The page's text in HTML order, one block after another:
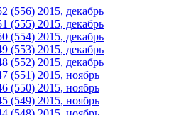
(556) 2015, декабрь
(555) 2015, декабрь
(554) 2015, декабрь
(553) 2015, декабрь
(552) 2015, декабрь
(551) 2015, ноябрь
(550) 2015, ноябрь
(549) 2015, ноябрь